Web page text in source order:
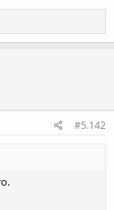
#5.142